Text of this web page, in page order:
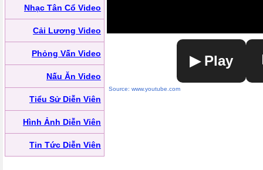
Nhạc Tân Cổ Video
Cải Lương Video
Phỏng Vấn Video
Nấu Ăn Video
Tiểu Sử Diễn Viên
Hình Ảnh Diễn Viên
Tin Tức Diễn Viên
▶ Play
Source: www.youtube.com